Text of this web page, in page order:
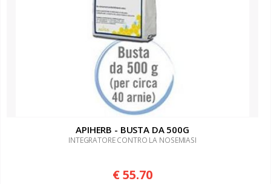
APIHERB - BUSTA DA 500G
INTEGRATORE CONTRO LA NOSEMIASI
€ 55.70